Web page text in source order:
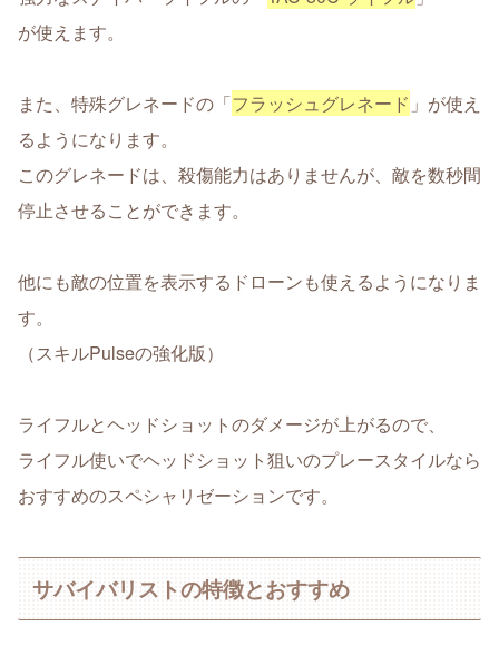
が使えます。
また、特殊グレネードの「フラッシュグレネード 」が使え
るようになります。
このグレネードは、殺傷能力はありませんが、敵を数秒間
停止させることができます。
他にも敵の位置を表示するドローンも使えるようになりま
す。
（スキルPulseの強化版）
ライフルとヘッドショットのダメージが上がるので、
ライフル使いでヘッドショット狙いのプレースタイルなら
おすすめのスペシャリゼーションです。
サバイバリストの特徴とおすすめ